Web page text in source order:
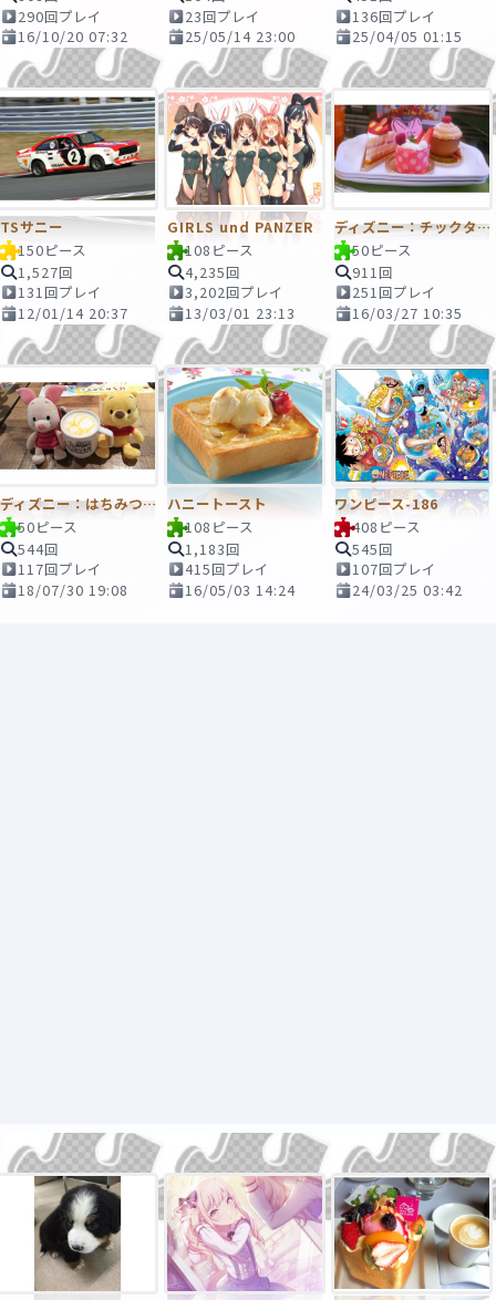
290回プレイ
16/10/20 07:32
23回プレイ
25/05/14 23:00
136回プレイ
25/04/05 01:15
TSサニー
150ピース
1,527回
131回プレイ
12/01/14 20:37
GIRLS und PANZER
108ピース
4,235回
3,202回プレイ
13/03/01 23:13
ディズニー：チックタックダイナーのケーキ
50ピース
911回
251回プレイ
16/03/27 10:35
ディズニー：はちみつティーラテ
50ピース
544回
117回プレイ
18/07/30 19:08
ハニートースト
108ピース
1,183回
415回プレイ
16/05/03 14:24
ワンピース-186
408ピース
545回
107回プレイ
24/03/25 03:42